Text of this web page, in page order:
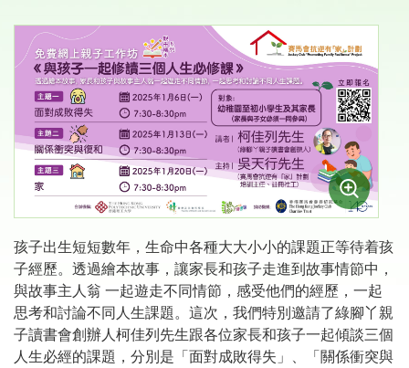
孩子出生短短數年，生命中各種大大小小的課題正等待着孩
子經歷。透過繪本故事，讓家長和孩子走進到故事情節中，
與故事主人翁 一起遊走不同情節，感受他們的經歷，一起
思考和討論不同人生課題。這次，我們特別邀請了綠腳丫親
子讀書會創辦人柯佳列先生跟各位家長和孩子一起傾談三個
人生必經的課題，分別是「面對成敗得失」、「關係衝突與